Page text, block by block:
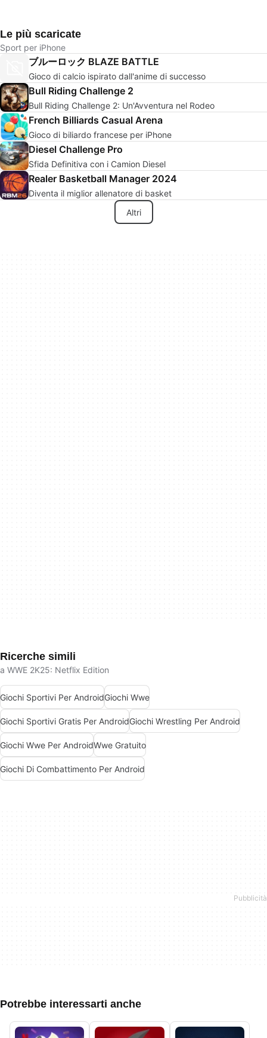
Le più scaricate
Sport per iPhone
ブルーロック BLAZE BATTLE
Gioco di calcio ispirato dall'anime di successo
Bull Riding Challenge 2
Bull Riding Challenge 2: Un'Avventura nel Rodeo
French Billiards Casual Arena
Gioco di biliardo francese per iPhone
Diesel Challenge Pro
Sfida Definitiva con i Camion Diesel
Realer Basketball Manager 2024
Diventa il miglior allenatore di basket
Altri
Ricerche simili
a WWE 2K25: Netflix Edition
Giochi Sportivi Per AndroidGiochi Wwe
Giochi Sportivi Gratis Per AndroidGiochi Wrestling Per Android
Giochi Wwe Per AndroidWwe Gratuito
Giochi Di Combattimento Per Android
Potrebbe interessarti anche